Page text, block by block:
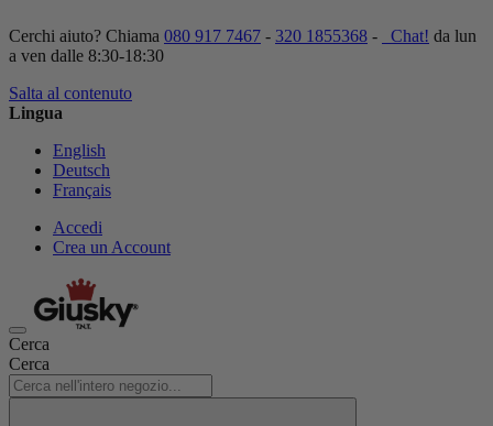
Cerchi aiuto? Chiama 080 917 7467 - 320 1855368 - Chat! da lun
a ven dalle 8:30-18:30
Salta al contenuto
Lingua
English
Deutsch
Français
Accedi
Crea un Account
Cerca
Cerca